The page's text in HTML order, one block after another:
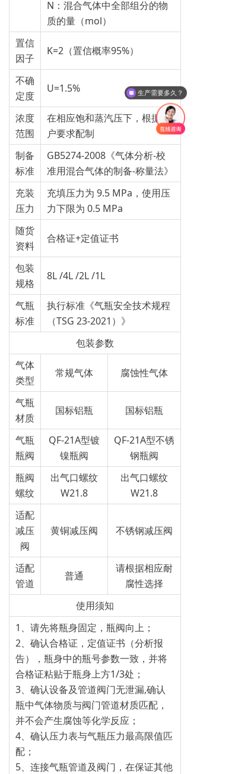
N：混合气体中全部组分的物
质的量（mol）
置信
因子
K=2（置信概率95%）
不确
定度
U=1.5%
浓度
范围
在相应饱和蒸汽压下，根据客
户要求配制
制备
标准
GB5274-2008《气体分析-校
准用混合气体的制备-称量法》
充装
压力
充填压力为 9.5 MPa，使用压
力下限为 0.5 MPa
随货
资料
合格证+定值证书
包装
规格
8L /4L /2L /1L
气瓶
标准
执行标准《气瓶安全技术规程
（TSG 23-2021）》
包装参数
气体
类型
常规气体 腐蚀性气体
气瓶
材质
国标铝瓶 国标铝瓶
气瓶
瓶阀
QF-21A型镀
镍瓶阀
QF-21A型不锈
钢瓶阀
瓶阀
螺纹
出气口螺纹
W21.8
出气口螺纹
W21.8
适配
减压
阀
黄铜减压阀 不锈钢减压阀
适配
管道
普通
请根据相应耐
腐性选择
使用须知
1、请先将瓶身固定，瓶阀向上；
2、确认合格证，定值证书（分析报
告），瓶身中的瓶号参数一致，并将
合格证粘贴于瓶身上方1/3处；
3、确认设备及管道阀门无泄漏,确认
瓶中气体物质与阀门管道材质匹配，
并不会产生腐蚀等化学反应；
4、确认压力表与气瓶压力最高限值匹
配；
5、连接气瓶管道及阀门，在保证其他
生产需要多久？